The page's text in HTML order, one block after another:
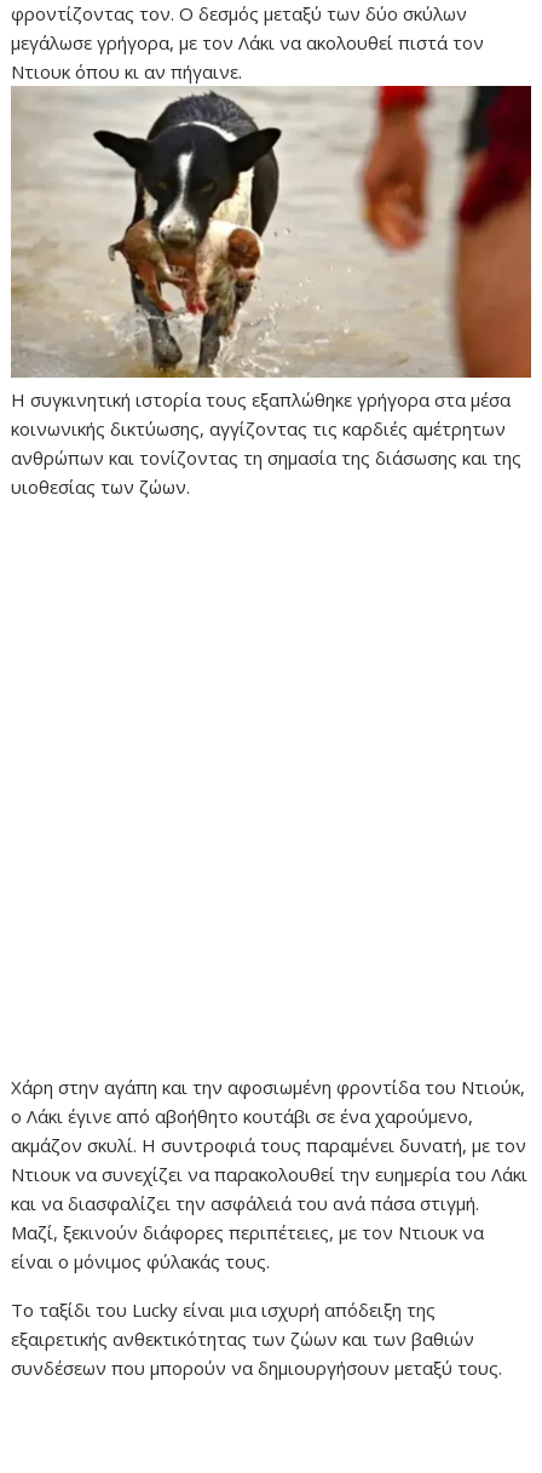
φροντίζοντας τον. Ο δεσμός μεταξύ των δύο σκύλων
μεγάλωσε γρήγορα, με τον Λάκι να ακολουθεί πιστά τον
Ντιουκ όπου κι αν πήγαινε.
Η συγκινητική ιστορία τους εξαπλώθηκε γρήγορα στα μέσα
κοινωνικής δικτύωσης, αγγίζοντας τις καρδιές αμέτρητων
ανθρώπων και τονίζοντας τη σημασία της διάσωσης και της
υιοθεσίας των ζώων.
Χάρη στην αγάπη και την αφοσιωμένη φροντίδα του Ντιούκ,
ο Λάκι έγινε από αβοήθητο κουτάβι σε ένα χαρούμενο,
ακμάζον σκυλί. Η συντροφιά τους παραμένει δυνατή, με τον
Ντιουκ να συνεχίζει να παρακολουθεί την ευημερία του Λάκι
και να διασφαλίζει την ασφάλειά του ανά πάσα στιγμή.
Μαζί, ξεκινούν διάφορες περιπέτειες, με τον Ντιουκ να
είναι ο μόνιμος φύλακάς τους.
Το ταξίδι του Lucky είναι μια ισχυρή απόδειξη της
εξαιρετικής ανθεκτικότητας των ζώων και των βαθιών
συνδέσεων που μπορούν να δημιουργήσουν μεταξύ τους.